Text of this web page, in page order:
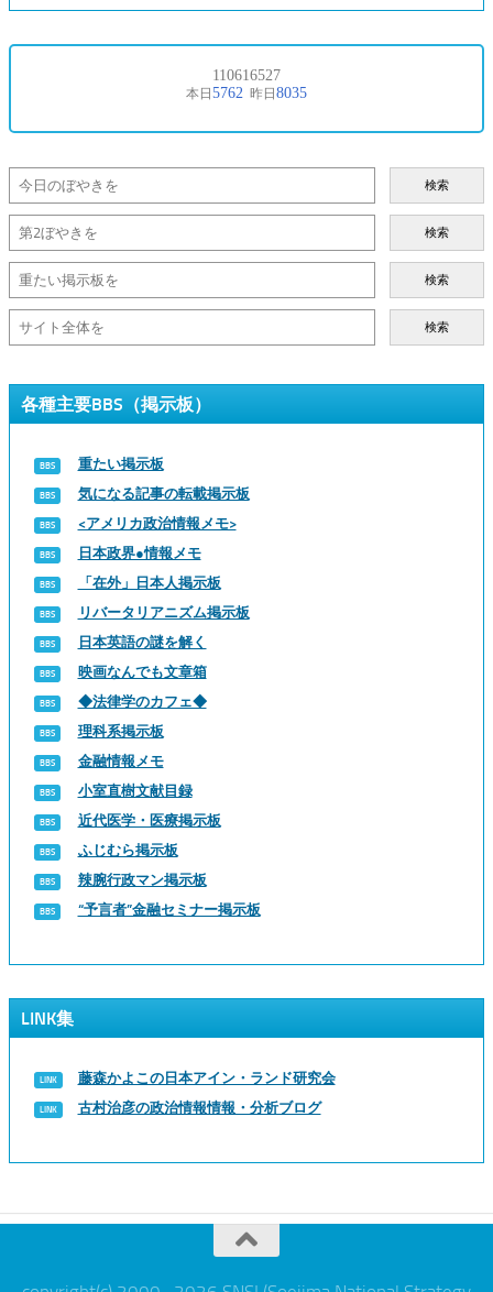
検索
検索
検索
検索
各種主要BBS（掲示板）
重たい掲示板
気になる記事の転載掲示板
<アメリカ政治情報メモ>
日本政界●情報メモ
「在外」日本人掲示板
リバータリアニズム掲示板
日本英語の謎を解く
映画なんでも文章箱
◆法律学のカフェ◆
理科系掲示板
金融情報メモ
小室直樹文献目録
近代医学・医療掲示板
ふじむら掲示板
辣腕行政マン掲示板
“予言者”金融セミナー掲示板
LINK集
藤森かよこの日本アイン・ランド研究会
古村治彦の政治情報情報・分析ブログ